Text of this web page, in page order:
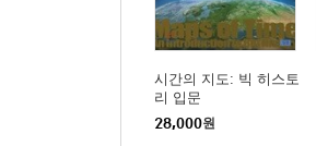
시간의 지도: 빅 히스토
리 입문
28,000원